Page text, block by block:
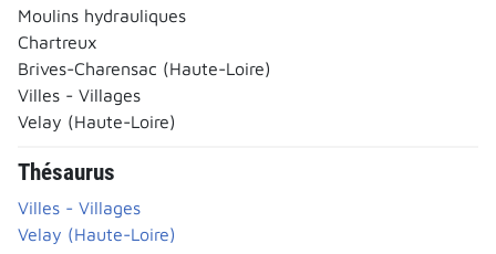
Moulins hydrauliques
Chartreux
Brives-Charensac (Haute-Loire)
Villes - Villages
Velay (Haute-Loire)
Thésaurus
Villes - Villages
Velay (Haute-Loire)